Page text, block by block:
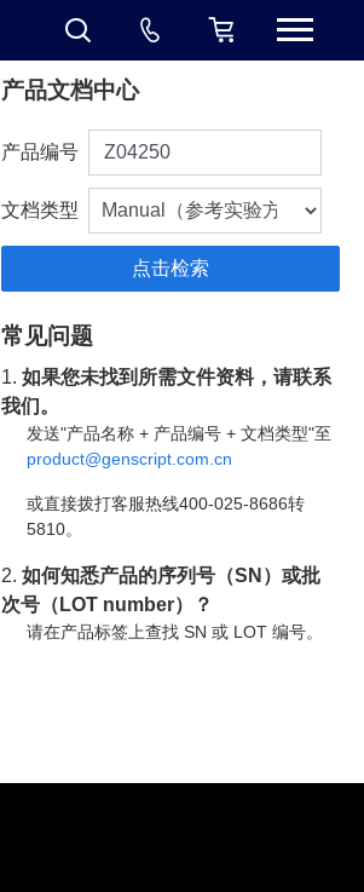
产品文档中心
产品编号
文档类型
常见问题
1.如果您未找到所需文件资料，请联系
我们。
发送"产品名称 + 产品编号 + 文档类型"至
product@genscript.com.cn
或直接拨打客服热线400-025-8686转
5810。
2.如何知悉产品的序列号（SN）或批
次号（LOT number）？
请在产品标签上查找 SN 或 LOT 编号。